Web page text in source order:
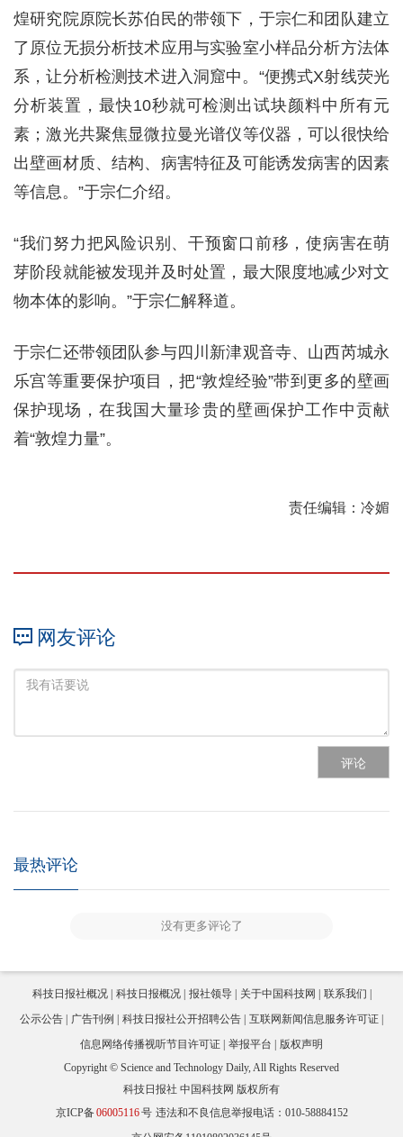
煌研究院原院长苏伯民的带领下，于宗仁和团队建立
了原位无损分析技术应用与实验室小样品分析方法体
系，让分析检测技术进入洞窟中。“便携式X射线荧光
分析装置，最快10秒就可检测出试块颜料中所有元
素；激光共聚焦显微拉曼光谱仪等仪器，可以很快给
出壁画材质、结构、病害特征及可能诱发病害的因素
等信息。”于宗仁介绍。
“我们努力把风险识别、干预窗口前移，使病害在萌
芽阶段就能被发现并及时处置，最大限度地减少对文
物本体的影响。”于宗仁解释道。
于宗仁还带领团队参与四川新津观音寺、山西芮城永
乐宫等重要保护项目，把“敦煌经验”带到更多的壁画
保护现场，在我国大量珍贵的壁画保护工作中贡献
着“敦煌力量”。
责任编辑：冷媚
网友评论
评论
最热评论
没有更多评论了
科技日报社概况 科技日报概况 报社领导 关于中国科技网
联系我们
公示公告
广告刊例 科技日报社公开招聘公告
互联网新闻信息服务许可证
信息网络传播视听节目许可证
举报平台
版权声明
Copyright © Science and Technology Daily, All Rights Reserved
科技日报社 中国科技网 版权所有
京ICP备06005116号 违法和不良信息举报电话：010-58884152